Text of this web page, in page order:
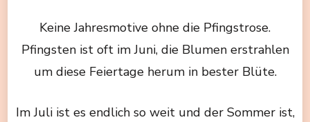
Keine Jahresmotive ohne die Pfingstrose.
Pfingsten ist oft im Juni, die Blumen erstrahlen
um diese Feiertage herum in bester Blüte.
Im Juli ist es endlich so weit und der Sommer ist,